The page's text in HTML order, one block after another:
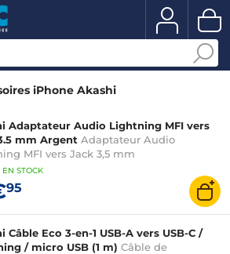
iPhone Akashi
Adaptateur Audio Lightning MFI vers
mm Argent Adaptateur Audio
MFI vers Jack 3,5 mm
EN STOCK
95
Câble Eco 3-en-1 USB-A vers USB-C /
/ micro USB (1 m) Câble de